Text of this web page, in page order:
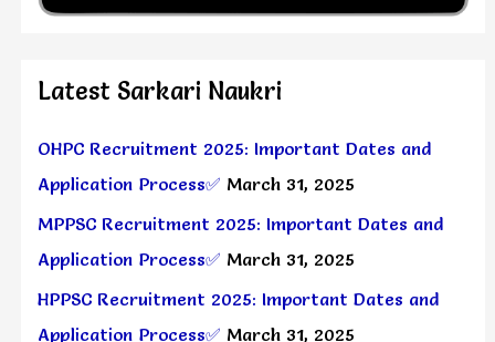
Latest Sarkari Naukri
OHPC Recruitment 2025: Important Dates and
Application Process✅ March 31, 2025
MPPSC Recruitment 2025: Important Dates and
Application Process✅ March 31, 2025
HPPSC Recruitment 2025: Important Dates and
Application Process✅ March 31, 2025